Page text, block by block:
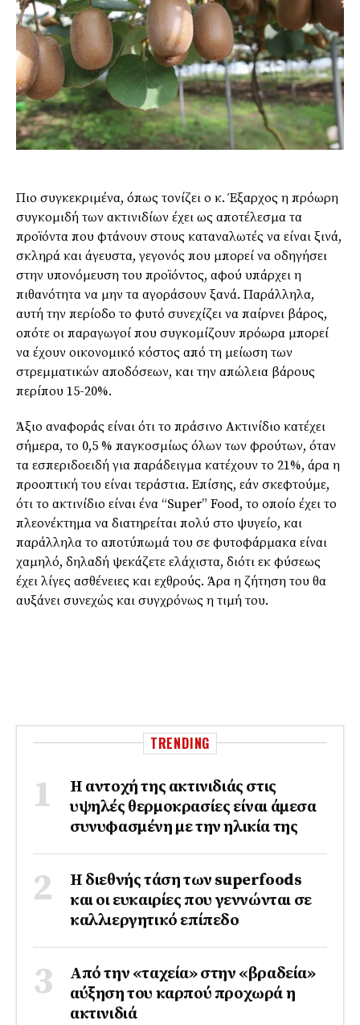
Πιο συγκεκριμένα, όπως τονίζει ο κ. Έξαρχος η πρόωρη
συγκομιδή των ακτινιδίων έχει ως αποτέλεσμα τα
προϊόντα που φτάνουν στους καταναλωτές να είναι ξινά,
σκληρά και άγευστα, γεγονός που μπορεί να οδηγήσει
στην υπονόμευση του προϊόντος, αφού υπάρχει η
πιθανότητα να μην τα αγοράσουν ξανά. Παράλληλα,
αυτή την περίοδο το φυτό συνεχίζει να παίρνει βάρος,
οπότε οι παραγωγοί που συγκομίζουν πρόωρα μπορεί
να έχουν οικονομικό κόστος από τη μείωση των
στρεμματικών αποδόσεων, και την απώλεια βάρους
περίπου 15-20%.
Άξιο αναφοράς είναι ότι το πράσινο Ακτινίδιο κατέχει
σήμερα, το 0,5 % παγκοσμίως όλων των φρούτων, όταν
τα εσπεριδοειδή για παράδειγμα κατέχουν το 21%, άρα η
προοπτική του είναι τεράστια. Επίσης, εάν σκεφτούμε,
ότι το ακτινίδιο είναι ένα “Super” Food, το οποίο έχει το
πλεονέκτημα να διατηρείται πολύ στο ψυγείο, και
παράλληλα το αποτύπωμά του σε φυτοφάρμακα είναι
χαμηλό, δηλαδή ψεκάζετε ελάχιστα, διότι εκ φύσεως
έχει λίγες ασθένειες και εχθρούς. Άρα η ζήτηση του θα
αυξάνει συνεχώς και συγχρόνως η τιμή του.
TRENDING
Η αντοχή της ακτινιδιάς στις
υψηλές θερμοκρασίες είναι άμεσα
συνυφασμένη με την ηλικία της
Η διεθνής τάση των superfoods
και οι ευκαιρίες που γεννώνται σε
καλλιεργητικό επίπεδο
Από την «ταχεία» στην «βραδεία»
αύξηση του καρπού προχωρά η
ακτινιδιά